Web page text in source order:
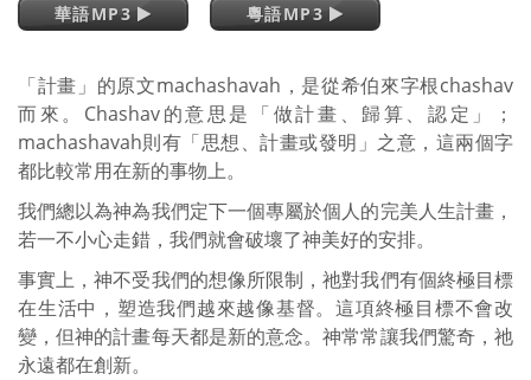
華語MP3 粵語MP3
「計畫」的原文machashavah，是從希伯來字根chashav
而來。Chashav的意思是「做計畫、歸算、認定」；
machashavah則有「思想、計畫或發明」之意，這兩個字
都比較常用在新的事物上。
我們總以為神為我們定下一個專屬於個人的完美人生計畫，
若一不小心走錯，我們就會破壞了神美好的安排。
事實上，神不受我們的想像所限制，祂對我們有個終極目標
在生活中，塑造我們越來越像基督。這項終極目標不會改
變，但神的計畫每天都是新的意念。神常常讓我們驚奇，祂
永遠都在創新。